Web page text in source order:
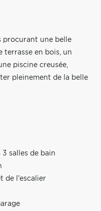
procurant une belle
terrasse en bois, un
piscine creusée,
pleinement de la belle
salles de bain
de l'escalier